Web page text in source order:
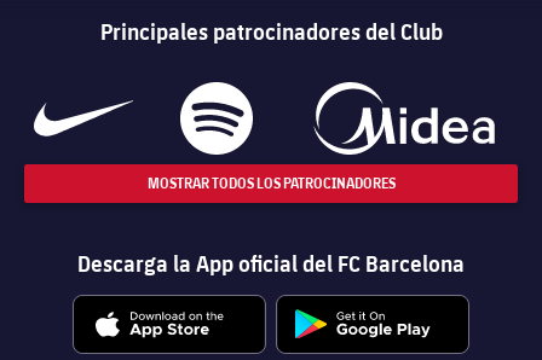
Principales patrocinadores del Club
MOSTRAR TODOS LOS PATROCINADORES
Descarga la App oficial del FC Barcelona